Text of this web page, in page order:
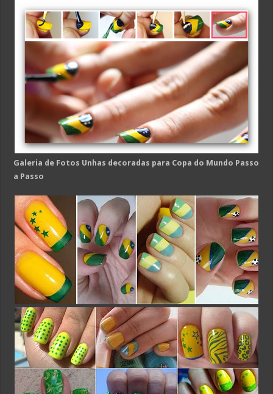
Galeria de Fotos Unhas decoradas para Copa do Mundo Passo
a Passo